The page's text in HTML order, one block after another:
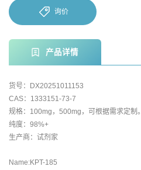
询价
产品详情
货号：DX20251011153
CAS：1333151-73-7
规格：100mg，500mg，可根据需求定制。
纯度：98%+
生产商：试剂家
Name:KPT-185